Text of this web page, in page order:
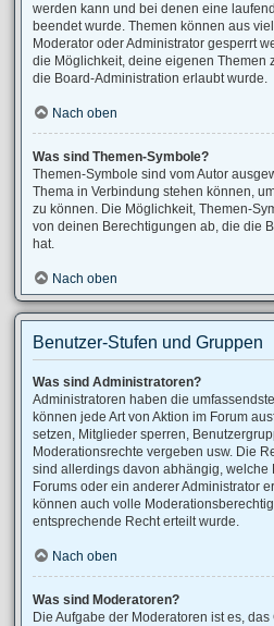
werden kann und bei denen eine
beendet wurde. Themen können aus
Moderator oder Administrator gesperrt
die Möglichkeit, deine eigenen Themen
die Board-Administration erlaubt wurde.
Nach oben
Was sind Themen-Symbole?
Themen-Symbole sind vom Autor
Thema in Verbindung stehen können,
zu können. Die Möglichkeit, Themen-
von deinen Berechtigungen ab, die die
hat.
Nach oben
Benutzer-Stufen und Gruppen
Was sind Administratoren?
Administratoren haben die
können jede Art von Aktion im Forum
setzen, Mitglieder sperren,
Moderationsrechte vergeben usw. Die
sind allerdings davon abhängig, welche
Forums oder ein anderer Administrator
können auch volle
entsprechende Recht erteilt wurde.
Nach oben
Was sind Moderatoren?
Die Aufgabe der Moderatoren ist es,